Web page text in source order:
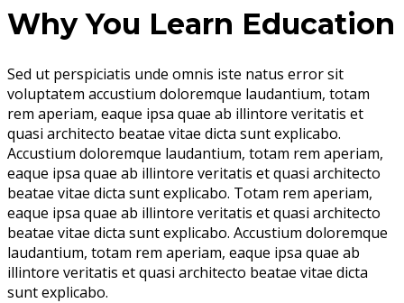
Why You Learn Education
Sed ut perspiciatis unde omnis iste natus error sit
voluptatem accustium doloremque laudantium, totam
rem aperiam, eaque ipsa quae ab illintore veritatis et
quasi architecto beatae vitae dicta sunt explicabo.
Accustium doloremque laudantium, totam rem aperiam,
eaque ipsa quae ab illintore veritatis et quasi architecto
beatae vitae dicta sunt explicabo. Totam rem aperiam,
eaque ipsa quae ab illintore veritatis et quasi architecto
beatae vitae dicta sunt explicabo. Accustium doloremque
laudantium, totam rem aperiam, eaque ipsa quae ab
illintore veritatis et quasi architecto beatae vitae dicta
sunt explicabo.